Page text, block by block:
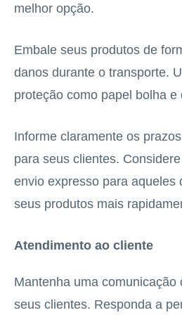
melhor opção.
Embale seus produtos de
danos durante o transporte.
proteção como papel bolha e
Informe claramente os
para seus clientes.
envio expresso para aqueles
seus produtos mais
Atendimento ao cliente
Mantenha uma comunicação
seus clientes. Responda a